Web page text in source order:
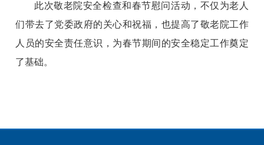
此次敬老院安全检查和春节慰问活动，不仅为老人
们带去了党委政府的关心和祝福，也提高了敬老院工作
人员的安全责任意识，为春节期间的安全稳定工作奠定
了基础。